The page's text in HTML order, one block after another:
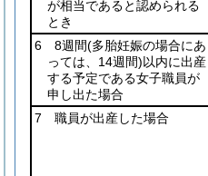
が相当であると認められる
とき
6 8週間(多胎妊娠の場合にあ
っては、14週間)以内に出産
する予定である女子職員が
申し出た場合
7 職員が出産した場合